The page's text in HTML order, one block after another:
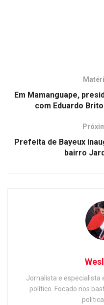
Em Mamanguape,
com Eduardo
Prefeita de Bayeux
bairro
Jornalista e especialista
político. Focado nos